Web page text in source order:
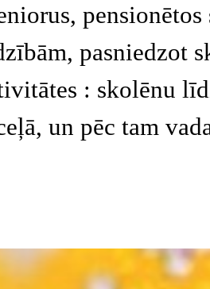
pasniedzot
: skolēnu
un pēc tam